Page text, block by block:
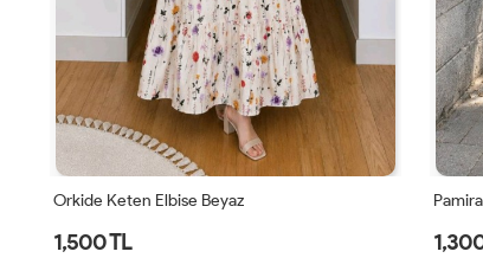
Orkide Keten Elbise Beyaz
1,500 TL